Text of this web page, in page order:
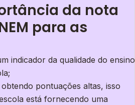
da nota
para as
indicador da qualidade do ensino
pontuações altas, isso
está fornecendo uma